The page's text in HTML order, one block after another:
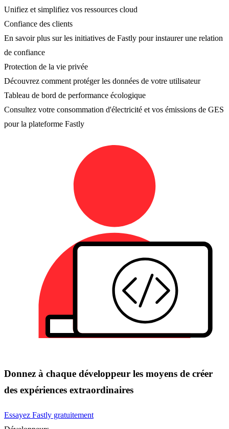
Unifiez et simplifiez vos ressources cloud
Confiance des clients
En savoir plus sur les initiatives de Fastly pour instaurer une relation
de confiance
Protection de la vie privée
Découvrez comment protéger les données de votre utilisateur
Tableau de bord de performance écologique
Consultez votre consommation d'électricité et vos émissions de GES
pour la plateforme Fastly
Donnez à chaque développeur les moyens de créer
des expériences extraordinaires
Essayez Fastly gratuitement